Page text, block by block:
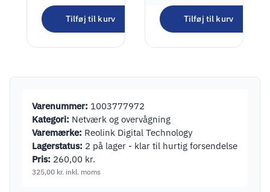
Cam
Netværksovervågningskamera
Udendørs
1.265,00kr.
1.581,25kr.inkl. moms
Tilføj til kurv Tilføj til kurv
Varenummer: 1003777972
Kategori: Netværk og overvågning
Varemærke: Reolink Digital Technology
Lagerstatus: 2 på lager - klar til hurtig forsendelse
Pris: 260,00 kr.
325,00 kr. inkl. moms